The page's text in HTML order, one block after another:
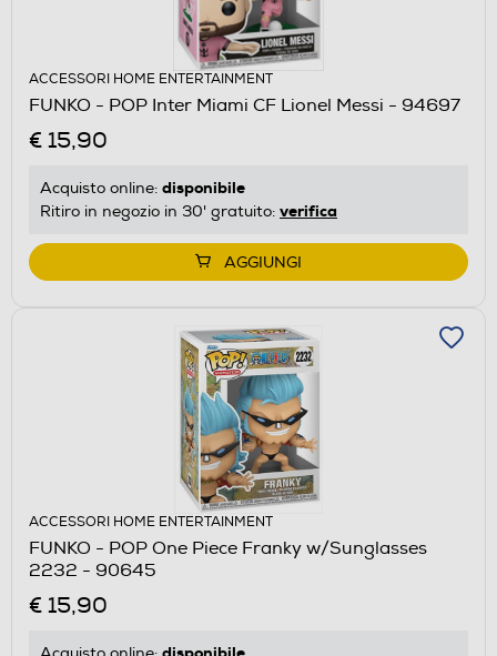
ACCESSORI HOME ENTERTAINMENT
FUNKO - POP Inter Miami CF Lionel Messi - 94697
€ 15,90
Acquisto online: disponibile
Ritiro in negozio in 30' gratuito: verifica
AGGIUNGI
ACCESSORI HOME ENTERTAINMENT
FUNKO - POP One Piece Franky w/Sunglasses
2232 - 90645
€ 15,90